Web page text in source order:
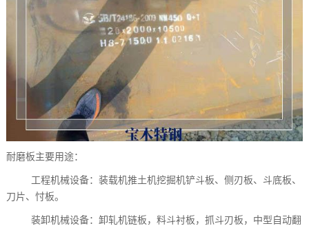
耐磨板主要用途：
工程机械设备：装载机推土机挖掘机铲斗板、侧刃板、斗底板、
刀片、忖板。
装卸机械设备：卸轧机链板，料斗衬板，抓斗刃板，中型自动翻